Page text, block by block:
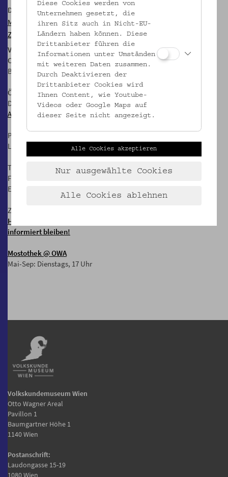
Die Pressekonferenz
Mi, 21.6.2023, 10.00 Uhr
Zum Pressebereich
Volkskundemuseum Wien
Otto Wagner Areal, Pavillon 1
Baumgartner Höhe 1, 1140 Wien
Öffnungszeiten:
Di-Fr: 10-17 Uhr
Anfahrt
Postanschrift:
Laudongasse 15-19, 1080 Wien
T: +43 1 406 89 05
F: +43 1 406 89 05.88
E:
Zum Newsletter:
HIER anmelden &
informiert bleiben!
Mostothek@ OWA
Mai-Sep: Dienstags, 17 Uhr
Volkskundemuseum Wien
Otto Wagner Areal
Pavillon 1
Baumgartner Höhe 1
1140 Wien
Postanschrift:
Laudongasse 15-19
Diese Cookies werden von
Unternehmen gesetzt, die
ihren Sitz auch in Nicht-EU-
Ländern haben können. Diese
Drittanbieter führen die
Informationen unter Umständen
mit weiteren Daten zusammen.
Durch Deaktivieren der
Drittanbieter Cookies wird
Ihnen Content, wie Youtube-
Videos oder Google Maps auf
dieser Seite nicht angezeigt.
Alle Cookies akzeptieren
Nur ausgewählte Cookies
Alle Cookies ablehnen